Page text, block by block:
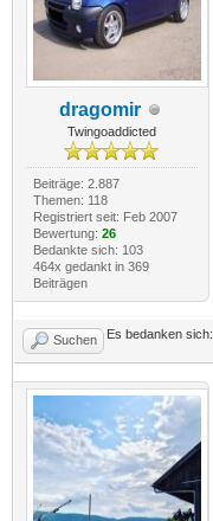
dragomir
Twingoaddicted
Beiträge: 2.887
Themen: 118
Registriert seit: Feb 2007
Bewertung: 26
Bedankte sich: 103
464x gedankt in 369
Beiträgen
Suchen Es bedanken sich: